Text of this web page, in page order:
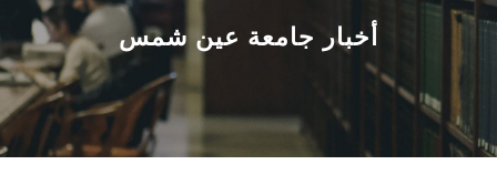
القطاعـات
الشئون الأكاديمية
البحث العلمي
أخبار جامعة عين شمس